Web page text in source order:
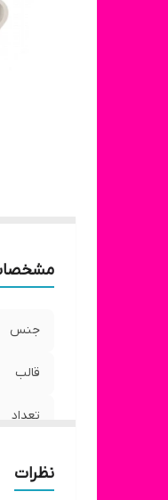
جنس
قالب
تعداد
نظرات